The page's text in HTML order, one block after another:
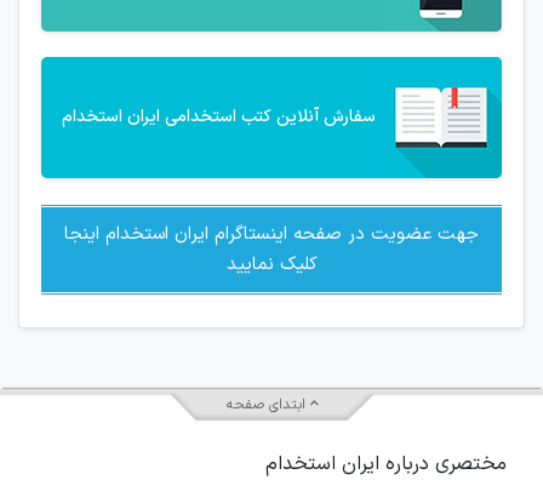
سفارش آنلاین کتب استخدامی ایران استخدام
جهت عضویت در صفحه اینستاگرام ایران استخدام اینجا
کلیک نمایید
ابتدای صفحه
مختصری درباره ایران استخدام